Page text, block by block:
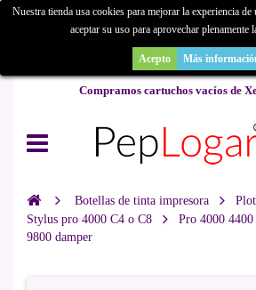
¿Buscas un repuesto de copiadora o buscas
encuentras?
Compramos cartuchos vacíos de
Nuestra tienda usa cookies para mejorar la experiencia
aceptar su uso para aprovechar plenamente
Acepto Más
Botellas de tinta impresora
Stylus pro 4000 C4 o C8
Pro 4000
9800 damper